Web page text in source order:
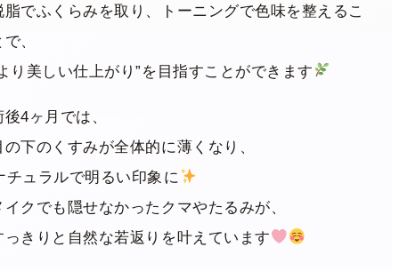
脂でふくらみを取り、トーニングで色味を整えるこ
、
り美しい仕上がり”を目指すことができます
後4ヶ月では、
の下のくすみが全体的に薄くなり、
チュラルで明るい印象 に
イクでも隠せなかったクマやたるみが、
っきりと自然な若返りを叶えています